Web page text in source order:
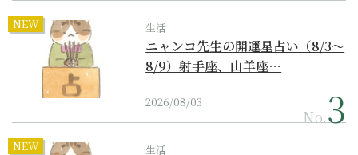
NEW 生活
ニャンコ先生の開運星占い（8/3～
8/9）射手座、山羊座…
2026/08/03
No.
NEW 生活